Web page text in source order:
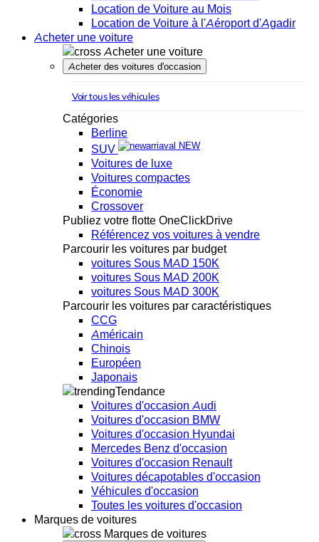
Location de Voiture au Mois
Location de Voiture à l'Aéroport d'Agadir
Acheter une voiture
Acheter une voiture
Acheter des voitures d'occasion
Voir tous les véhicules
Catégories
Berline
SUV
NEW
Voitures de luxe
Voitures compactes
Économie
Crossover
Publiez votre flotte OneClickDrive
Référencez vos voitures à vendre
Parcourir les voitures par budget
voitures Sous MAD 150K
voitures Sous MAD 200K
voitures Sous MAD 300K
Parcourir les voitures par caractéristiques
CCG
Américain
Chinois
Européen
Japonais
Tendance
Voitures d'occasion Audi
Voitures d'occasion BMW
Voitures d'occasion Hyundai
Mercedes Benz d'occasion
Voitures d'occasion Renault
Voitures décapotables d'occasion
Véhicules d'occasion
Toutes les voitures d'occasion
Marques de voitures
Marques de voitures